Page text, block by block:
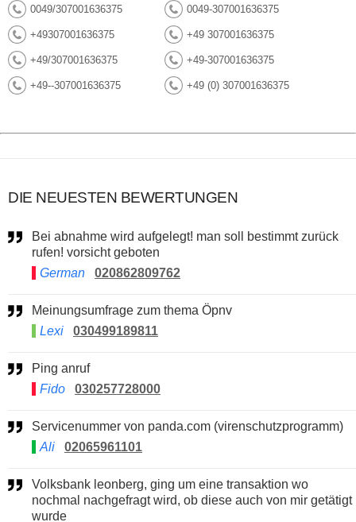
0049/307001636375 0049-307001636375
+49307001636375 +49 307001636375
+49/307001636375 +49-307001636375
+49--307001636375 +49 (0) 307001636375
DIE NEUESTEN BEWERTUNGEN
Bei abnahme wird aufgelegt! man soll bestimmt zurück
rufen! vorsicht geboten
German
020862809762
Meinungsumfrage zum thema Öpnv
Lexi
030499189811
Ping anruf
Fido
030257728000
Servicenummer von panda.com (virenschutzprogramm)
Ali
02065961101
Volksbank leonberg, ging um eine transaktion wo
nochmal nachgefragt wird, ob diese auch von mir getätigt
wurde